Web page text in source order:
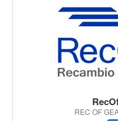
REC OF